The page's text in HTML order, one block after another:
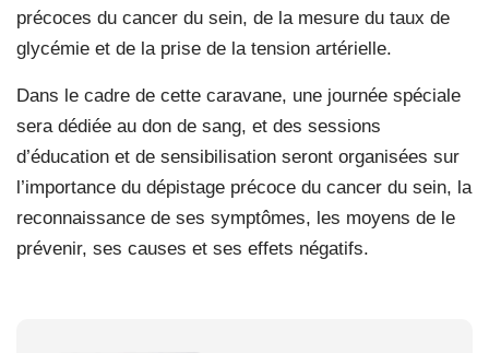
précoces du cancer du sein, de la mesure du taux de
glycémie et de la prise de la tension artérielle.
Dans le cadre de cette caravane, une journée spéciale
sera dédiée au don de sang, et des sessions
d’éducation et de sensibilisation seront organisées sur
l’importance du dépistage précoce du cancer du sein, la
reconnaissance de ses symptômes, les moyens de le
prévenir, ses causes et ses effets négatifs.